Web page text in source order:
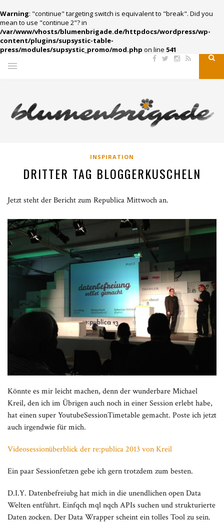
Warning: "continue" targeting switch is equivalent to "break". Did you
mean to use "continue 2"? in
/var/www/vhosts/blumenbrigade.de/httpdocs/wordpress/wp-
content/plugins/supsystic-table-
press/modules/supsystic_promo/mod.php on line 541
INSPIRATION
DRITTER TAG BLOGGERKUSCHELN
Jetzt steht der Bericht zum Republica Mittwoch an.
Könnte es mir leicht machen, denn der wunderbare Michael
Kreil, den ich im Übrigen auch noch in einer Session erlebt habe,
hat einen super YoutubeSessionTimetable gemacht. Poste ich jetzt
auch irgendwie für mich.
Videosessionüberblick der re:publica 2013 von Kreil
Ein paar Sessionfetzen gebe ich gern trotzdem zum besten.
D.I.Y. Datenbefreiubg hat mich in die unendlichen open Data
Welten entführt. Einfqch mql nqch APIs suchen und strukturierte
Daten zocken. Der Data Wrapper scheint ein tolles Tool zu sein.